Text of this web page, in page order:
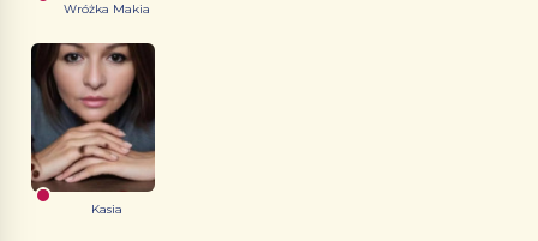
Wróżka Makia
Kasia